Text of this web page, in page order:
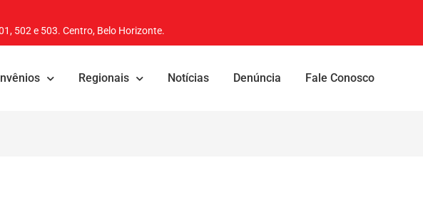
502 e 503. Centro, Belo Horizonte.
Regionais Notícias Denúncia Fale Conosco